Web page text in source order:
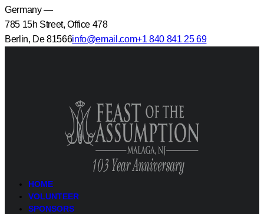
Germany —
785 15h Street, Office 478
Berlin, De 81566info@email.com+1 840 841 25 69
HOME
VOLUNTEER
SPONSORS